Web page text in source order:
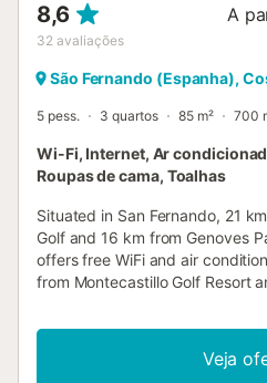
8,6
32 avaliações
A
São Fernando (Espanha),
5 pess. 3 quartos 85 m² 700
Wi-Fi, Internet, Ar
Roupas de cama, Toalhas
Situated in San Fernando, 21
Golf and 16 km from Genoves
offers free WiFi and air
from Montecastillo Golf Resort
Veja